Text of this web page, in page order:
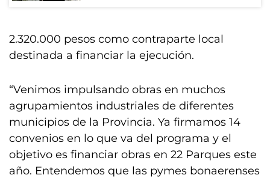
2.320.000 pesos como contraparte local
destinada a financiar la ejecución.
“Venimos impulsando obras en muchos
agrupamientos industriales de diferentes
municipios de la Provincia. Ya firmamos 14
convenios en lo que va del programa y el
objetivo es financiar obras en 22 Parques este
año. Entendemos que las pymes bonaerenses